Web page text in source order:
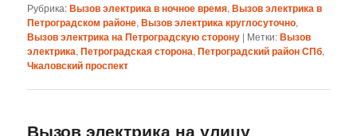
Рубрика:Вызов электрика в ночное время,Вызов электрика в
Петроградском районе,Вызов электрика круглосуточно,
Вызов электрика на Петроградскую сторону | Метки:Вызов
электрика,Петроградская сторона,Петроградский район СПб,
Чкаловский проспект
Вызов электрика на улицу